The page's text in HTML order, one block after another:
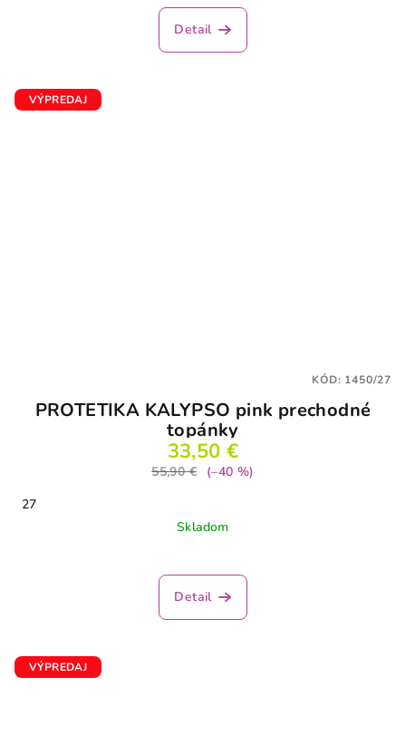
Detail
VÝPREDAJ
PROTETIKA KALYPSO pink prechodné
topánky
33,50 €
55,90 €
(–40 %)
27
Skladom
Detail
KÓD: 1450/27
VÝPREDAJ